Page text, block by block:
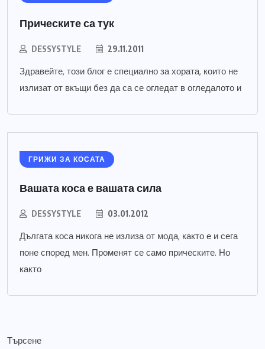
Прическите са тук
DESSYSTYLE 29.11.2011
Здравейте, този блог е специално за хората, които не
излизат от вкъщи без да са се огледат в огледалото и
ГРИЖИ ЗА КОСАТА
Вашата коса е вашата сила
DESSYSTYLE 03.01.2012
Дългата коса никога не излиза от мода, както е и сега
поне според мен. Променят се само прическите. Но
както
Търсене